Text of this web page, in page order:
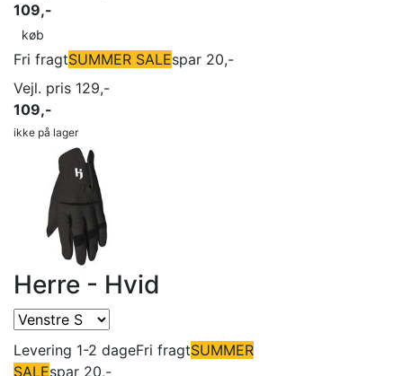
109,-
køb
Fri fragtSUMMER SALEspar 20,-
Vejl. pris 129,-
109,-
ikke på lager
Herre - Hvid
Levering 1-2 dageFri fragtSUMMER
SALEspar 20,-